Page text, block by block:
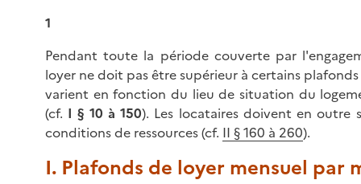
1
Pendant toute la période couverte par
loyer ne doit pas être supérieur à certains
varient en fonction du lieu de situation du
(cf. I § 10 à 150). Les locataires doivent en outre
conditions de ressources (cf. II § 160 à 260).
I. Plafonds de loyer mensuel par